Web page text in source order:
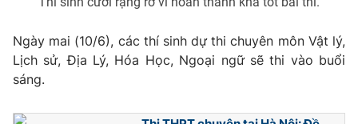
Ðiện thoại Thời báo VTV: 024.66 897 897
Liên hệ quảng cáo:024-7300.7108
Ngày mai (10/6), các thí sinh dự thi chuyên môn Vật lý,
Lịch sử, Địa Lý, Hóa Học, Ngoại ngữ sẽ thi vào buổi
sáng.